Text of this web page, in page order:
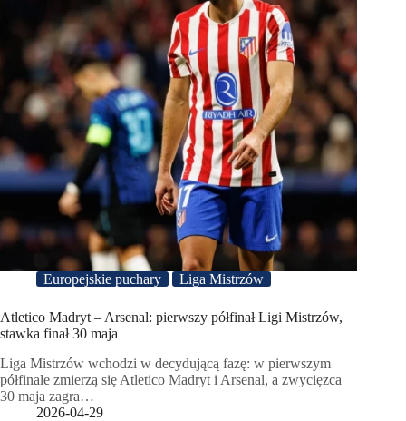
Europejskie puchary Liga Mistrzów
Atletico Madryt – Arsenal: pierwszy półfinał Ligi Mistrzów,
stawka finał 30 maja
Liga Mistrzów wchodzi w decydującą fazę: w pierwszym
półfinale zmierzą się Atletico Madryt i Arsenal, a zwycięzca
30 maja zagra…
2026-04-29